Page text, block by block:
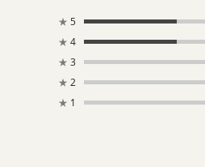
★ 5
★ 4
★ 3
★ 2
★ 1